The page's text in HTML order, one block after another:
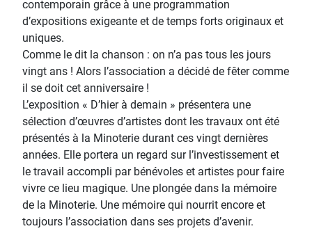
contemporain grâce à une programmation
d’expositions exigeante et de temps forts originaux et
uniques.
Comme le dit la chanson : on n’a pas tous les jours
vingt ans ! Alors l’association a décidé de fêter comme
il se doit cet anniversaire !
L’exposition « D’hier à demain » présentera une
sélection d’œuvres d’artistes dont les travaux ont été
présentés à la Minoterie durant ces vingt dernières
années. Elle portera un regard sur l’investissement et
le travail accompli par bénévoles et artistes pour faire
vivre ce lieu magique. Une plongée dans la mémoire
de la Minoterie. Une mémoire qui nourrit encore et
toujours l’association dans ses projets d’avenir.